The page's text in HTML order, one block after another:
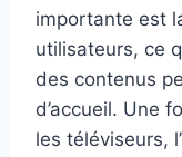
importante est
utilisateurs, ce
des contenus
d’accueil. Une
les téléviseurs,